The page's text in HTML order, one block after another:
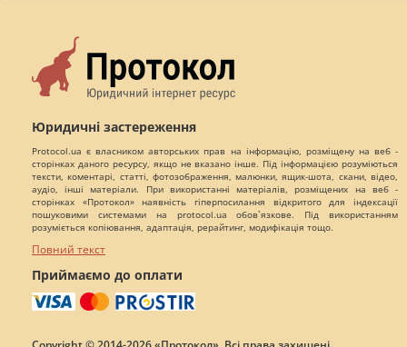
Юридичні застереження
Protocol.ua є власником авторських прав на інформацію, розміщену на веб -
сторінках даного ресурсу, якщо не вказано інше. Під інформацією розуміються
тексти, коментарі, статті, фотозображення, малюнки, ящик-шота, скани, відео,
аудіо, інші матеріали. При використанні матеріалів, розміщених на веб -
сторінках «Протокол» наявність гіперпосилання відкритого для індексації
пошуковими системами на protocol.ua обов`язкове. Під використанням
розуміється копіювання, адаптація, рерайтинг, модифікація тощо.
Повний текст
Приймаємо до оплати